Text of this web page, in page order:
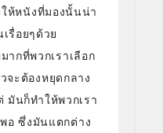
ห้หนังที่มองนั้นน่า
รื่อยๆด้วย
กที่พวกเราเลือก
จะต้องหยุดกลาง
มันก็ทำให้พวกเรา
อ ซึ่งมันแตกต่าง